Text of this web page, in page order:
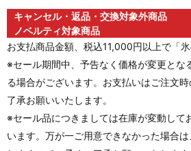
キャンセル・返品・交換対象外商品
ノベルティ対象商品
お支払商品金額、税込11,000円以上で「
※セール期間中、予告なく価格が変更とな
る場合がございます。お支払いはご注文
了承お願いいたします。
※セール品につきましては在庫が変動して
います。万が一ご用意できなかった場合